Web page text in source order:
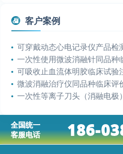
客户案例
可穿戴动态心电记录仪产品检
一次性使用微波消融针同品种
可吸收止血流体明胶临床试验
微波消融治疗仪同品种临床评
一次性等离子刀头（消融电极
全国统一
客服电话
186-